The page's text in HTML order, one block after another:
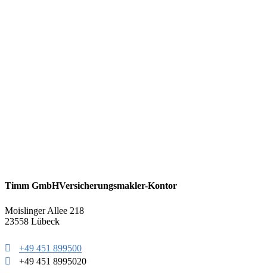
Timm GmbHVersicherungsmakler-Kontor
Moislinger Allee 218
23558 Lübeck
+49 451 899500
+49 451 8995020
zurück